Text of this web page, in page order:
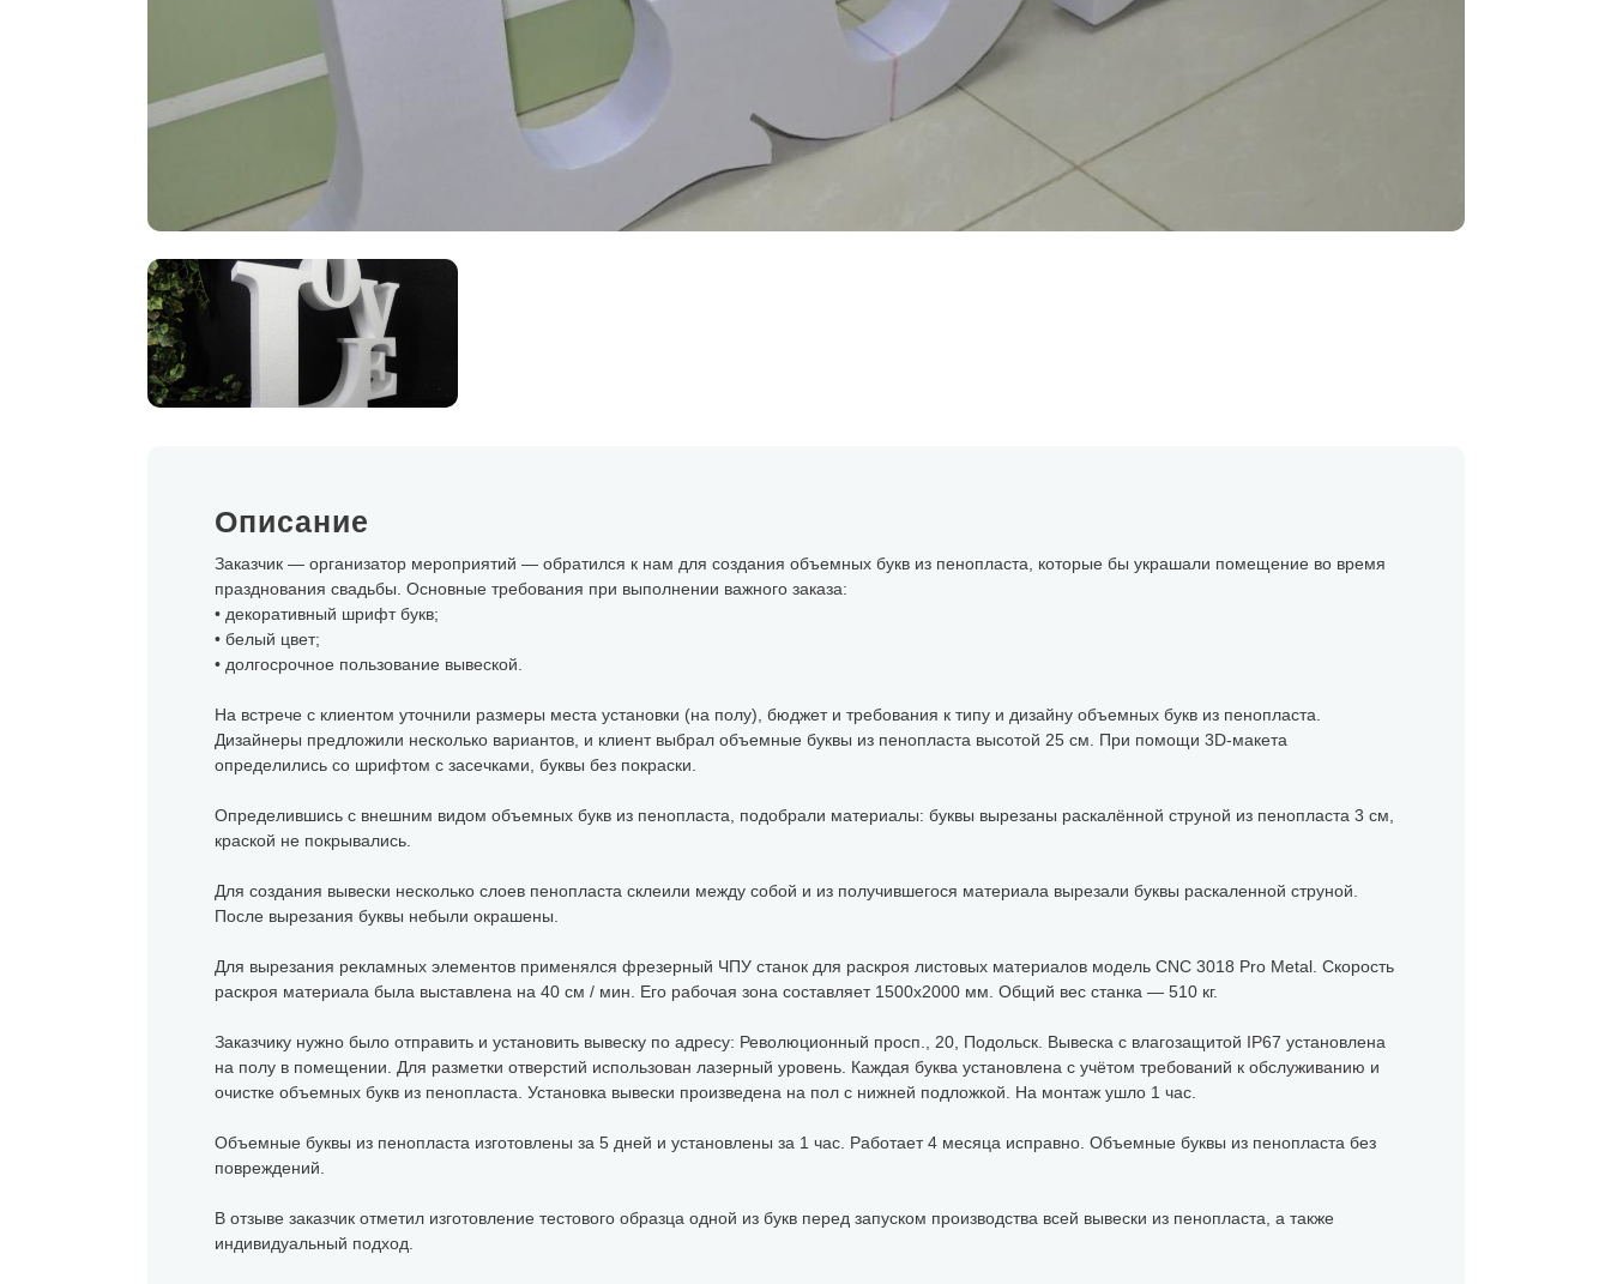
Описание
Заказчик — организатор мероприятий — обратился к нам для создания объемных букв из пенопласта, которые бы украшали помещение во время
празднования свадьбы. Основные требования при выполнении важного заказа:
• декоративный шрифт букв;
• белый цвет;
• долгосрочное пользование вывеской.
На встрече с клиентом уточнили размеры места установки (на полу), бюджет и требования к типу и дизайну объемных букв из пенопласта.
Дизайнеры предложили несколько вариантов, и клиент выбрал объемные буквы из пенопласта высотой 25 см. При помощи 3D-макета
определились со шрифтом с засечками, буквы без покраски.
Определившись с внешним видом объемных букв из пенопласта, подобрали материалы: буквы вырезаны раскалённой струной из пенопласта 3 см,
краской не покрывались.
Для создания вывески несколько слоев пенопласта склеили между собой и из получившегося материала вырезали буквы раскаленной струной.
После вырезания буквы небыли окрашены.
Для вырезания рекламных элементов применялся фрезерный ЧПУ станок для раскроя листовых материалов модель CNC 3018 Pro Metal. Скорость
раскроя материала была выставлена на 40 см / мин. Его рабочая зона составляет 1500x2000 мм. Общий вес станка — 510 кг.
Заказчику нужно было отправить и установить вывеску по адресу: Революционный просп., 20, Подольск. Вывеска с влагозащитой IP67 установлена
на полу в помещении. Для разметки отверстий использован лазерный уровень. Каждая буква установлена с учётом требований к обслуживанию и
очистке объемных букв из пенопласта. Установка вывески произведена на пол с нижней подложкой. На монтаж ушло 1 час.
Объемные буквы из пенопласта изготовлены за 5 дней и установлены за 1 час. Работает 4 месяца исправно. Объемные буквы из пенопласта без
повреждений.
В отзыве заказчик отметил изготовление тестового образца одной из букв перед запуском производства всей вывески из пенопласта, а также
индивидуальный подход.